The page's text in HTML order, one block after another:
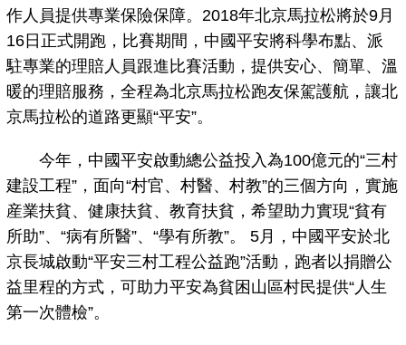
作人員提供專業保險保障。2018年北京馬拉松將於9月
16日正式開跑，比賽期間，中國平安將科學布點、派
駐專業的理賠人員跟進比賽活動，提供安心、簡單、溫
暖的理賠服務，全程為北京馬拉松跑友保駕護航，讓北
京馬拉松的道路更顯“平安”。
今年，中國平安啟動總公益投入為100億元的“三村
建設工程”，面向“村官、村醫、村教”的三個方向，實施
産業扶貧、健康扶貧、教育扶貧，希望助力實現“貧有
所助”、“病有所醫”、“學有所教”。 5月，中國平安於北
京長城啟動“平安三村工程公益跑”活動，跑者以捐贈公
益里程的方式，可助力平安為貧困山區村民提供“人生
第一次體檢”。